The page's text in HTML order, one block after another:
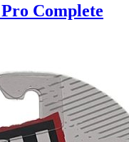
Complete